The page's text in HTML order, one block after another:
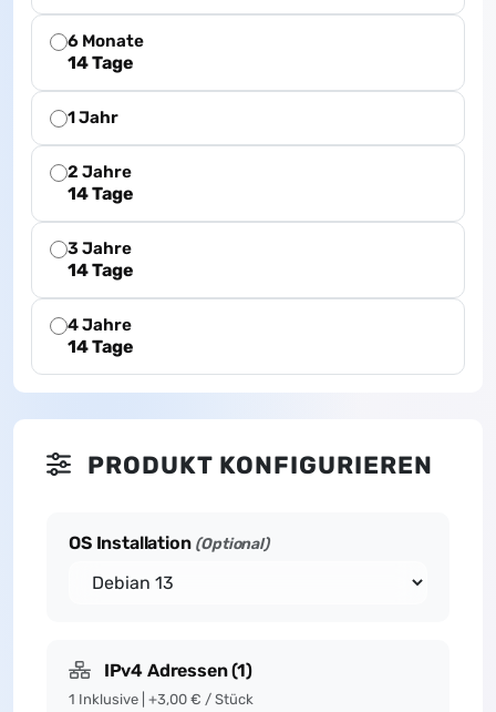
6 Monate
14 Tage
1 Jahr
2 Jahre
14 Tage
3 Jahre
14 Tage
4 Jahre
14 Tage
PRODUKT KONFIGURIEREN
OS Installation (Optional)
IPv4 Adressen(1)
1 Inklusive | +3,00 € / Stück